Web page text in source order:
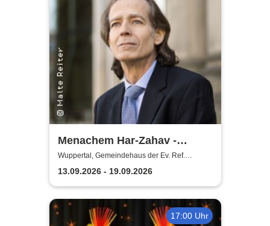
Menachem Har-Zahav -
Klassiker der romantischen
Klavierliteratur /
Meisterkonzert
Wuppertal, Gemeindehaus der Ev. Ref.
Gemeinde Ronsdorf
13.09.2026 - 19.09.2026
17:00 Uhr